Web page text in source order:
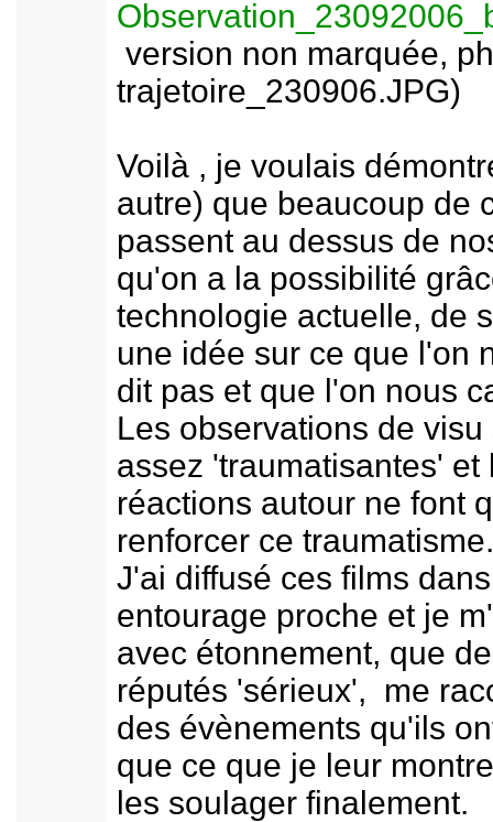
version non marquée,
trajetoire_230906.JPG)
Voilà , je voulais
autre) que beaucoup de
passent au dessus de
qu'on a la possibilité
technologie actuelle, de
une idée sur ce que l'on
dit pas et que l'on nous
Les observations de visu
assez 'traumatisantes' et
réactions autour ne font
renforcer ce traumatisme.
J'ai diffusé ces films
entourage proche et je
avec étonnement, que
réputés 'sérieux', me
des évènements qu'ils
que ce que je leur
les soulager finalement.